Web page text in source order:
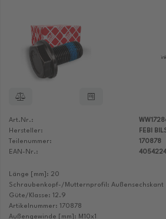
Art.Nr.:
Hersteller:
FEBI
Teilenummer:
170878
EAN-Nr.:
Länge [mm]: 20
Schraubenkopf-/Mutternprofil: Außensechskant
Güte/Klasse: 12.9
Artikelnummer: 170878
Außengewinde [mm]: M10x1